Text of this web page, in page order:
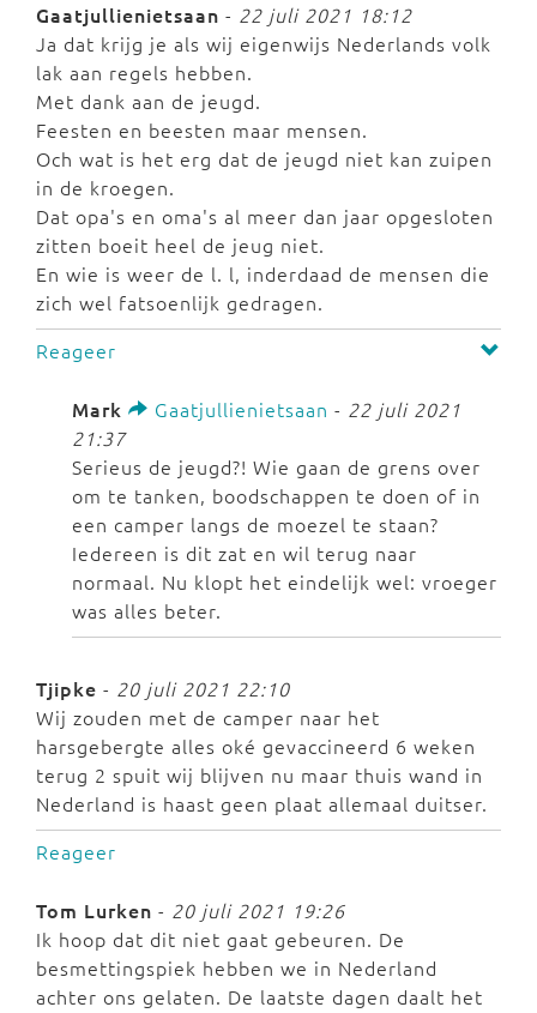
Gaatjullienietsaan - 22 juli 2021 18:12
Ja dat krijg je als wij eigenwijs Nederlands volk
lak aan regels hebben.
Met dank aan de jeugd.
Feesten en beesten maar mensen.
Och wat is het erg dat de jeugd niet kan zuipen
in de kroegen.
Dat opa's en oma's al meer dan jaar opgesloten
zitten boeit heel de jeug niet.
En wie is weer de l. l, inderdaad de mensen die
zich wel fatsoenlijk gedragen.
Reageer
Mark Gaatjullienietsaan - 22 juli 2021
21:37
Serieus de jeugd?! Wie gaan de grens over
om te tanken, boodschappen te doen of in
een camper langs de moezel te staan?
Iedereen is dit zat en wil terug naar
normaal. Nu klopt het eindelijk wel: vroeger
was alles beter.
Tjipke - 20 juli 2021 22:10
Wij zouden met de camper naar het
harsgebergte alles oké gevaccineerd 6 weken
terug 2 spuit wij blijven nu maar thuis wand in
Nederland is haast geen plaat allemaal duitser.
Reageer
Tom Lurken - 20 juli 2021 19:26
Ik hoop dat dit niet gaat gebeuren. De
besmettingspiek hebben we in Nederland
achter ons gelaten. De laatste dagen daalt het